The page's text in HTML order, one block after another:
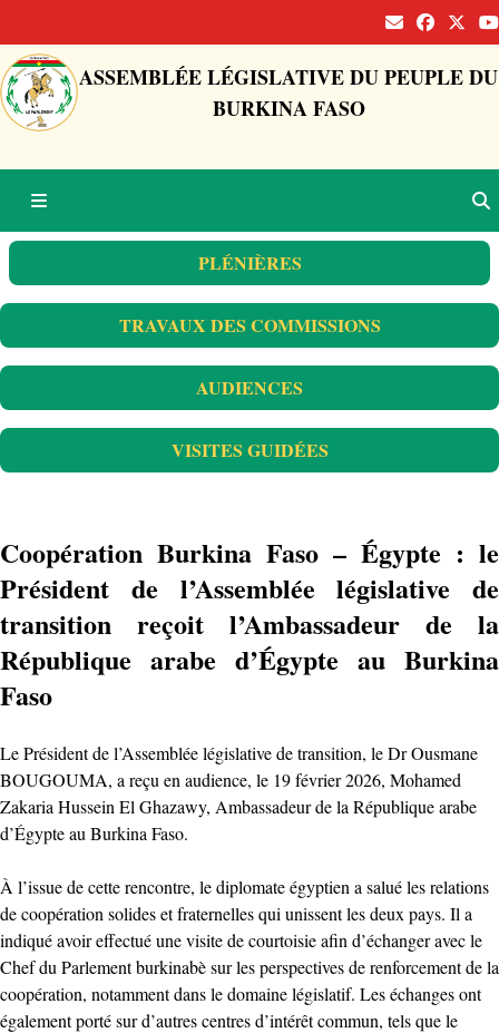
ASSEMBLÉE LÉGISLATIVE DU PEUPLE DU
BURKINA FASO
PLÉNIÈRES
TRAVAUX DES COMMISSIONS
AUDIENCES
VISITES GUIDÉES
Coopération Burkina Faso – Égypte : le
Président de l’Assemblée législative de
transition reçoit l’Ambassadeur de la
République arabe d’Égypte au Burkina
Faso
Le Président de l’Assemblée législative de transition, le Dr Ousmane
BOUGOUMA, a reçu en audience, le 19 février 2026, Mohamed
Zakaria Hussein El Ghazawy, Ambassadeur de la République arabe
d’Égypte au Burkina Faso.
À l’issue de cette rencontre, le diplomate égyptien a salué les relations
de coopération solides et fraternelles qui unissent les deux pays. Il a
indiqué avoir effectué une visite de courtoisie afin d’échanger avec le
Chef du Parlement burkinabè sur les perspectives de renforcement de la
coopération, notamment dans le domaine législatif. Les échanges ont
également porté sur d’autres centres d’intérêt commun, tels que le